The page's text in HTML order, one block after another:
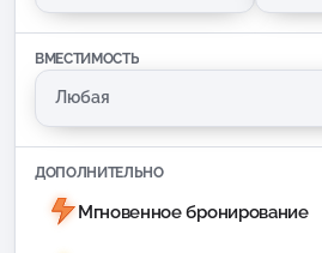
ВМЕСТИМОСТЬ
ДОПОЛНИТЕЛЬНО
Мгновенное бронирование